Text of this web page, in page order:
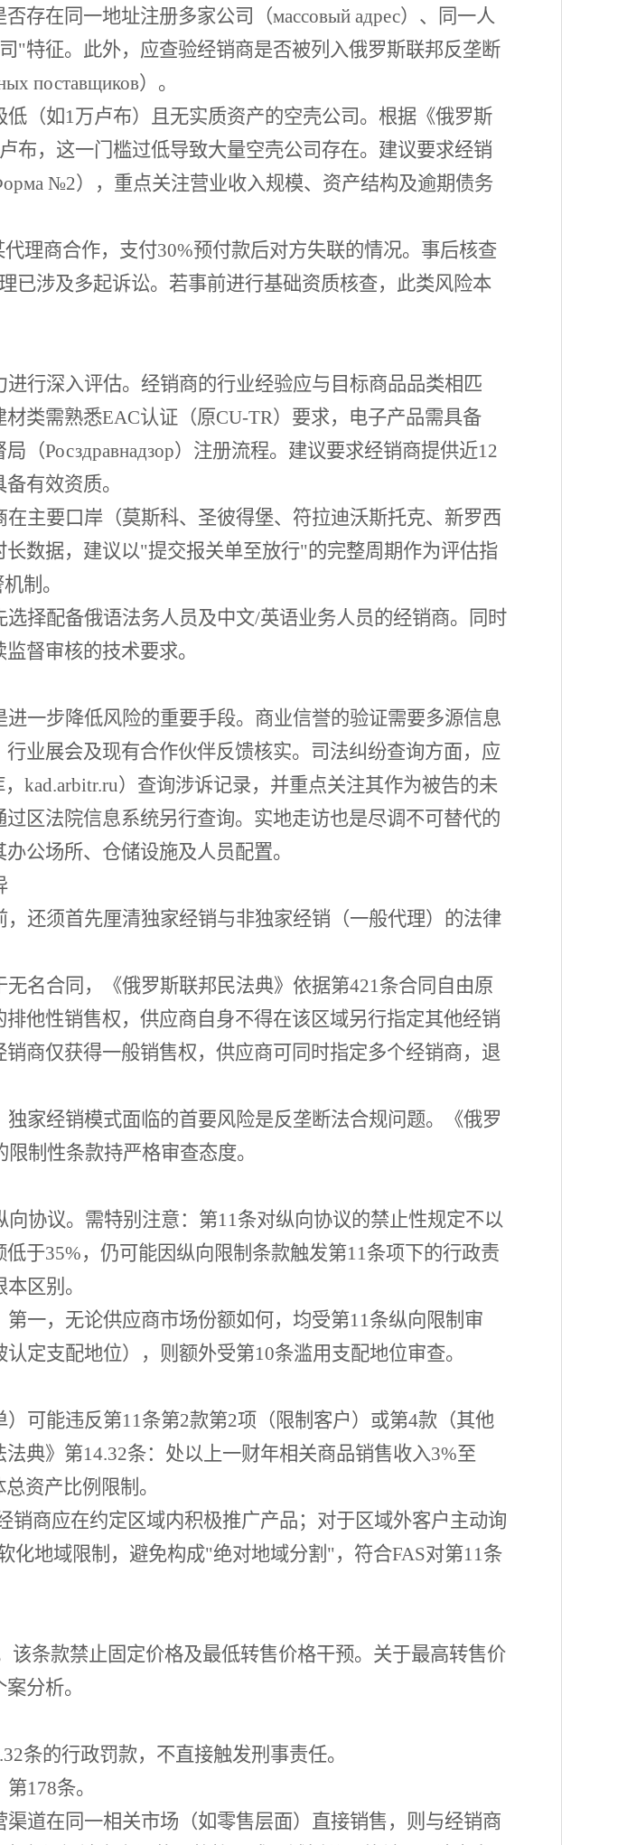
存在同一地址注册多家公司（массовый адрес）、同一人
"特征。此外，应查验经销商是否被列入俄罗斯联邦反垄断
поставщиков）。
低（如 1万卢布）且无实质资产的空壳公司。根据《俄罗斯
布，这一门槛过低导致大量空壳公司存在。建议要求经销
№2），重点关注营业收入规模、资产结构及逾期债务
理商合作，支付30%预付款后对方失联的情况。事后核查
已涉及多起诉讼。若事前进行基础资质核查，此类风险本
行深入评估。经销商的行业经验应与目标商品品类相匹
材类需熟悉EAC认证（原CU-TR）要求，电子产品需具备
（Росздравнадзор）注册流程。建议要求经销商提供近12
有效资质。
主要口岸（莫斯科、圣彼得堡、符拉迪沃斯托克、新罗西
数据，建议以"提交报关单至放行"的完整周期作为评估指
制。
择配备俄语法务人员及中文/英语业务人员的经销商。同时
督审核的技术要求。
一步降低风险的重要手段。商业信誉的验证需要多源信息
业展会及现有合作伙伴反馈核实。司法纠纷查询方面，应
kad.arbitr.ru）查询涉诉记录，并重点关注其作为被告的未
区法院信息系统另行查询。实地走访也是尽调不可替代的
公场所、仓储设施及人员配置。
还须首先厘清独家经销与非独家经销（一般代理）的法律
名合同，《俄罗斯联邦民法典》依据第421条合同自由原
他性销售权，供应商自身不得在该区域另行指定其他经销
商仅获得一般销售权，供应商可同时指定多个经销商，退
家经销模式面临的首要风险是反垄断法合规问题。《俄罗
制性条款持严格审查态度。
向协议。需特别注意：第11条对纵向协议的禁止性规定不以
于35%，仍可能因纵向限制条款触发第11条项下的行政责
区别。
一，无论供应商市场份额如何，均受第11条纵向限制审
定支配地位），则额外受第10条滥用支配地位审查。
）可能违反第11条第2款第2项（限制客户）或第4款（其他
典》第14.32条：处以上一财年相关商品销售收入3%至
资产比例限制。
商应在约定区域内积极推广产品；对于区域外客户主动询
地域限制，避免构成"绝对地域分割"，符合FAS对第11条
该条款禁止固定价格及最低转售价格干预。关于最高转售价
分析。
条的行政罚款，不直接触发刑事责任。
第178条。
道在同一相关市场（如零售层面）直接销售，则与经销商